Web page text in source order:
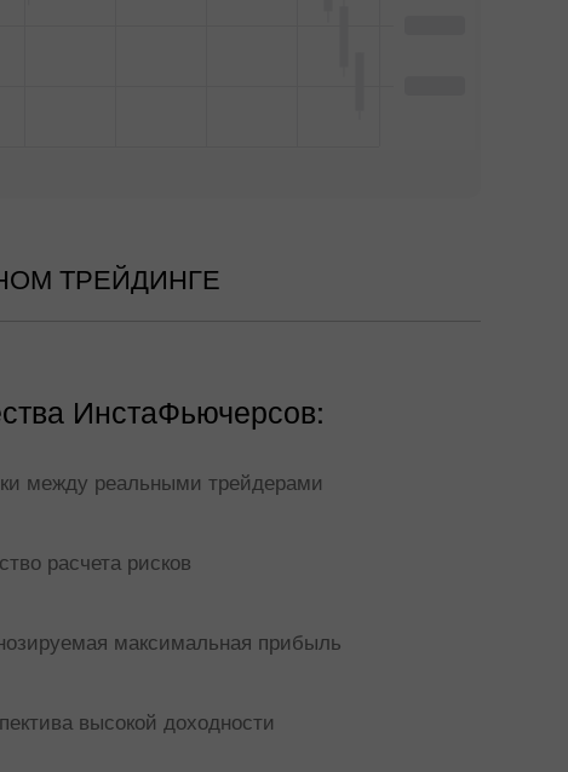
ТРЕЙДИНГЕ
ИнстаФьючерсов:
между реальными трейдерами
расчета рисков
максимальная прибыль
высокой доходности